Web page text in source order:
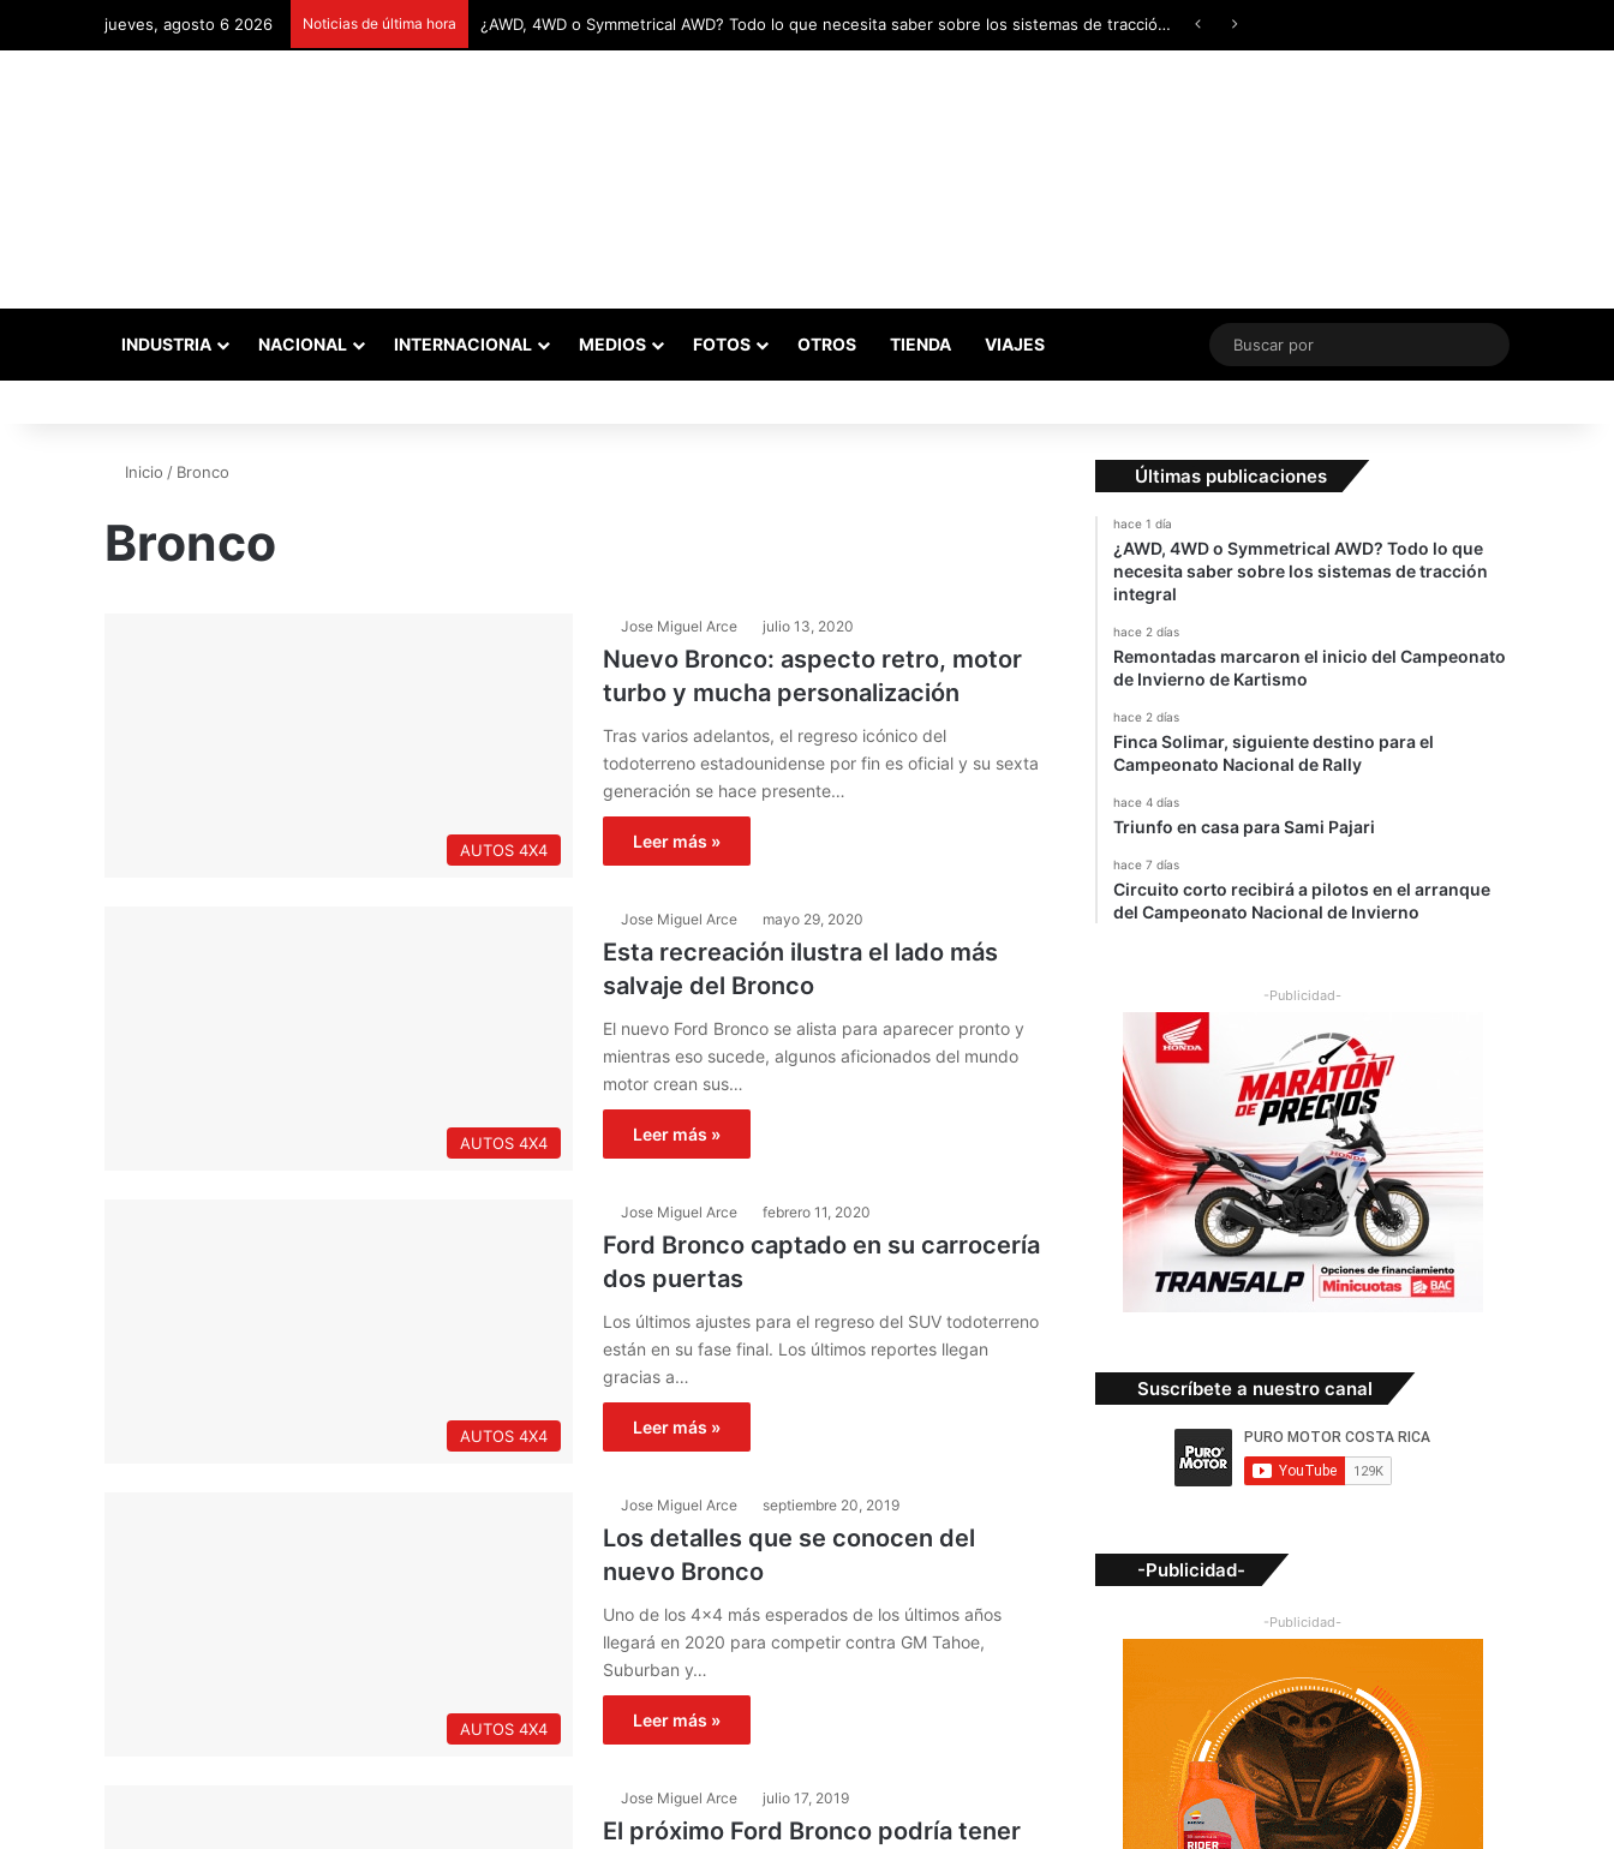
jueves, agosto 6 2026 Noticias de última hora ¿AWD, 4WD o Symmetrical AWD? Todo lo que necesita saber sobre los sistemas de tracción integral
INDUSTRIA NACIONAL INTERNACIONAL MEDIOS FOTOS OTROS TIENDA VIAJES
Buscar
por
Inicio / Bronco
Bronco
AUTOS 4X4
Jose Miguel Arce julio 13, 2020
Nuevo Bronco: aspecto retro, motor
turbo y mucha personalización
Tras varios adelantos, el regreso icónico del
todoterreno estadounidense por fin es oficial y su sexta
generación se hace presente…
Leer más »
AUTOS 4X4
Jose Miguel Arce mayo 29, 2020
Esta recreación ilustra el lado más
salvaje del Bronco
El nuevo Ford Bronco se alista para aparecer pronto y
mientras eso sucede, algunos aficionados del mundo
motor crean sus…
Leer más »
AUTOS 4X4
Jose Miguel Arce febrero 11, 2020
Ford Bronco captado en su carrocería
dos puertas
Los últimos ajustes para el regreso del SUV todoterreno
están en su fase final. Los últimos reportes llegan
gracias a…
Leer más »
AUTOS 4X4
Jose Miguel Arce septiembre 20, 2019
Los detalles que se conocen del
nuevo Bronco
Uno de los 4×4 más esperados de los últimos años
llegará en 2020 para competir contra GM Tahoe,
Suburban y…
Leer más »
Jose Miguel Arce julio 17, 2019
El próximo Ford Bronco podría tener
Últimas publicaciones
hace 1 día
¿AWD, 4WD o Symmetrical AWD? Todo lo que
necesita saber sobre los sistemas de tracción
integral
hace 2 días
Remontadas marcaron el inicio del Campeonato
de Invierno de Kartismo
hace 2 días
Finca Solimar, siguiente destino para el
Campeonato Nacional de Rally
hace 4 días
Triunfo en casa para Sami Pajari
hace 7 días
Circuito corto recibirá a pilotos en el arranque
del Campeonato Nacional de Invierno
-Publicidad-
Suscríbete a nuestro canal
-Publicidad-
-Publicidad-